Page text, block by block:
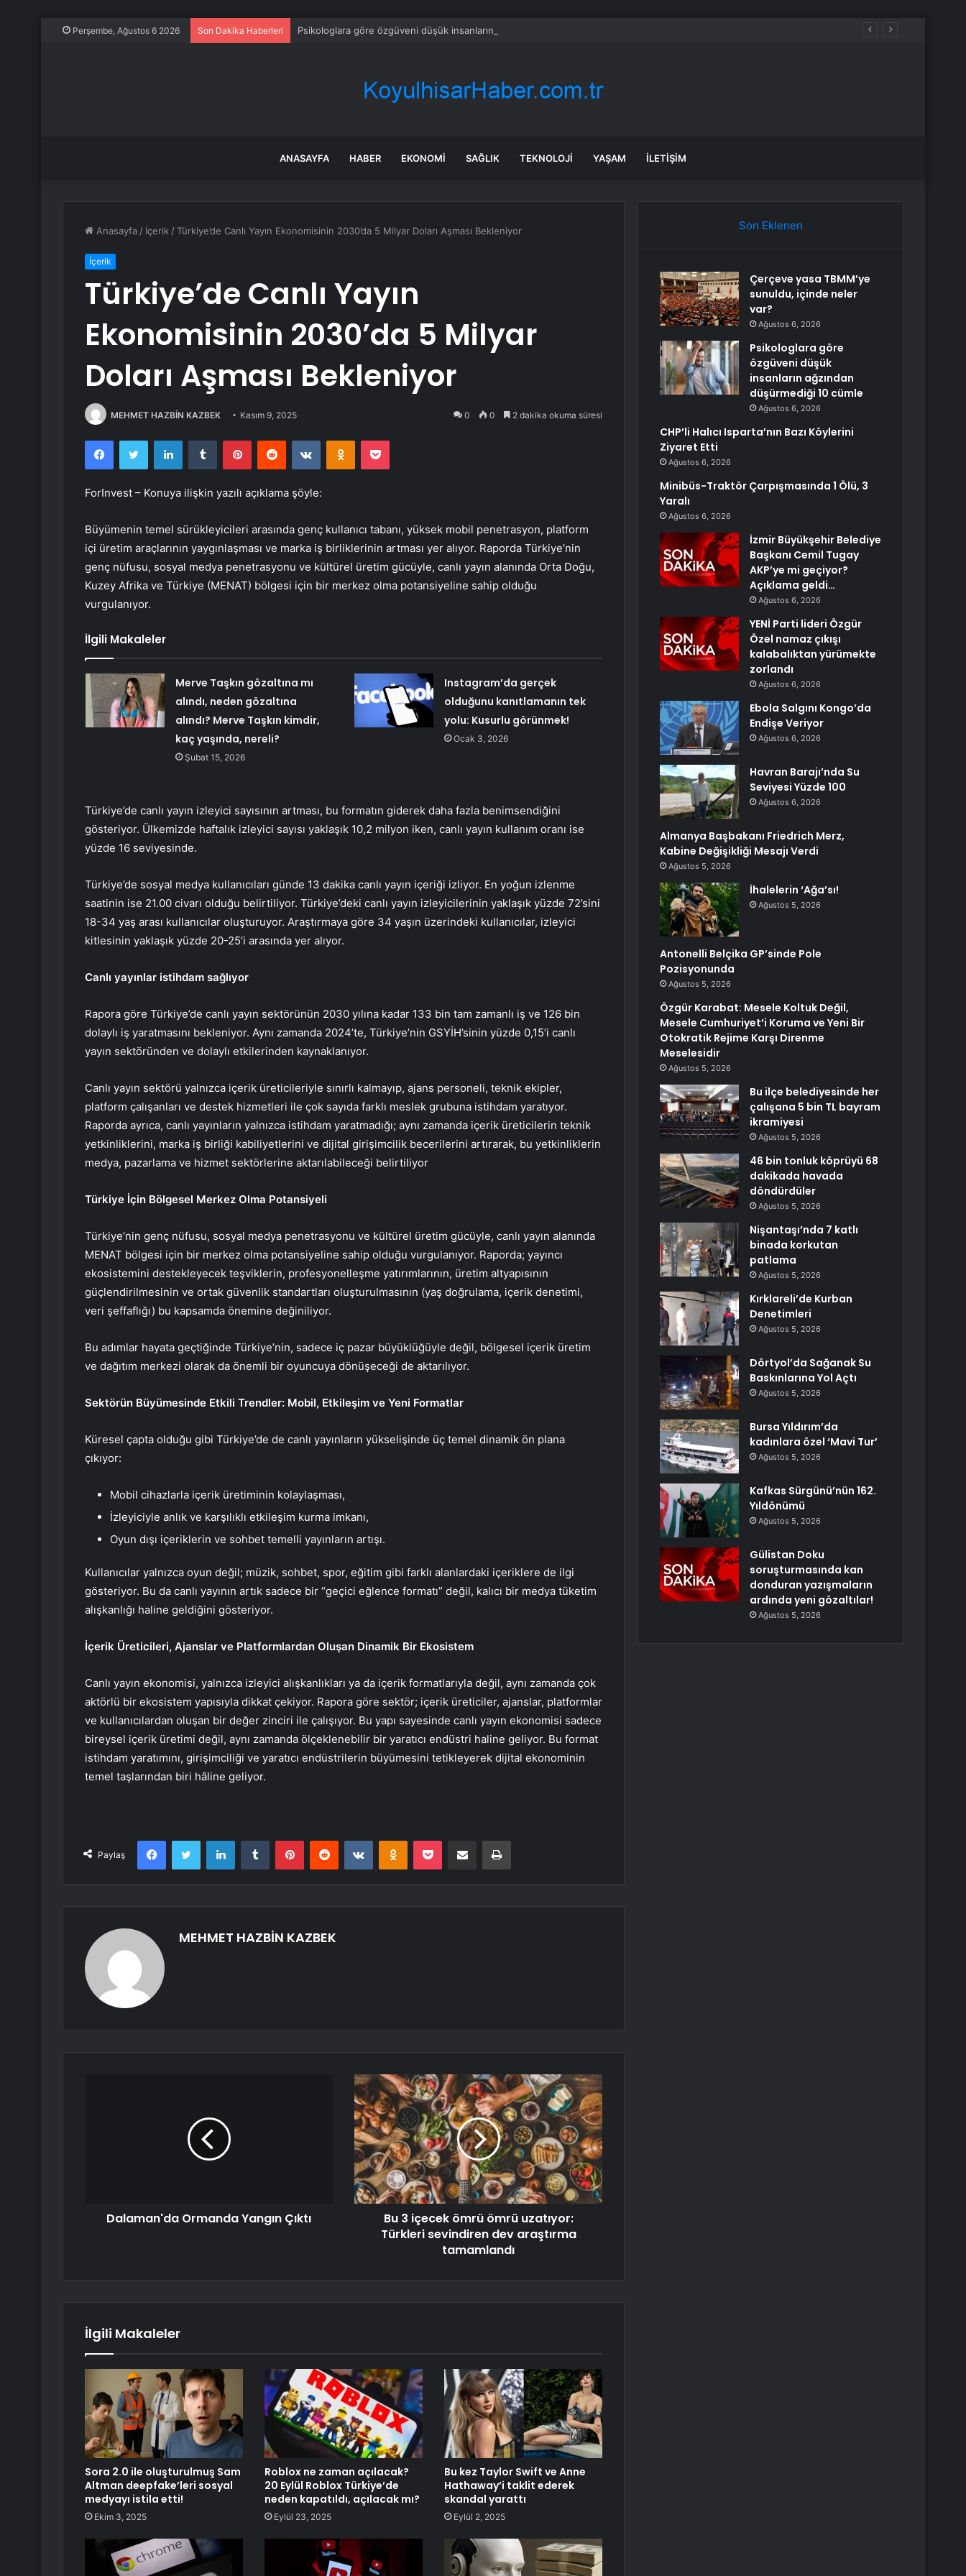
Perşembe, Ağustos 6 2026 Son Dakika Haberleri Psikologlara göre özgüveni düşük insanların ağzından düşürmediği 10 cümle
ANASAYFA HABER EKONOMI SAĞLIK TEKNOLOJI YAŞAM İLETIŞIM
Anasayfa / İçerik /Türkiye’de Canlı Yayın Ekonomisinin 2030’da 5 Milyar Doları Aşması Bekleniyor
İçerik
Türkiye’de Canlı Yayın
Ekonomisinin 2030’da 5 Milyar
Doları Aşması Bekleniyor
MEHMET HAZBİN KAZBEK Kasım 9, 2025 0 0 2 dakika okuma süresi
FacebookTwitter LinkedInTumblr PinterestReddit VKontakteOdnoklassniki
Pocket
ForInvest – Konuya ilişkin yazılı açıklama şöyle:
Büyümenin temel sürükleyicileri arasında genç kullanıcı tabanı, yüksek mobil penetrasyon, platform
içi üretim araçlarının yaygınlaşması ve marka iş birliklerinin artması yer alıyor. Raporda Türkiye’nin
genç nüfusu, sosyal medya penetrasyonu ve kültürel üretim gücüyle, canlı yayın alanında Orta Doğu,
Kuzey Afrika ve Türkiye (MENAT) bölgesi için bir merkez olma potansiyeline sahip olduğu
vurgulanıyor.
İlgili Makaleler
Merve Taşkın gözaltına mı
alındı, neden gözaltına
alındı? Merve Taşkın kimdir,
kaç yaşında, nereli?
Şubat 15, 2026
Instagram’da gerçek
olduğunu kanıtlamanın tek
yolu: Kusurlu görünmek!
Ocak 3, 2026
Türkiye’de canlı yayın izleyici sayısının artması, bu formatın giderek daha fazla benimsendiğini
gösteriyor. Ülkemizde haftalık izleyici sayısı yaklaşık 10,2 milyon iken, canlı yayın kullanım oranı ise
yüzde 16 seviyesinde.
Türkiye’de sosyal medya kullanıcıları günde 13 dakika canlı yayın içeriği izliyor. En yoğun izlenme
saatinin ise 21.00 civarı olduğu belirtiliyor. Türkiye’deki canlı yayın izleyicilerinin yaklaşık yüzde 72’sini
18-34 yaş arası kullanıcılar oluşturuyor. Araştırmaya göre 34 yaşın üzerindeki kullanıcılar, izleyici
kitlesinin yaklaşık yüzde 20-25’i arasında yer alıyor.
Canlı yayınlar istihdam sağlıyor
Rapora göre Türkiye’de canlı yayın sektörünün 2030 yılına kadar 133 bin tam zamanlı iş ve 126 bin
dolaylı iş yaratmasını bekleniyor. Aynı zamanda 2024’te, Türkiye’nin GSYİH’sinin yüzde 0,15’i canlı
yayın sektöründen ve dolaylı etkilerinden kaynaklanıyor.
Canlı yayın sektörü yalnızca içerik üreticileriyle sınırlı kalmayıp, ajans personeli, teknik ekipler,
platform çalışanları ve destek hizmetleri ile çok sayıda farklı meslek grubuna istihdam yaratıyor.
Raporda ayrıca, canlı yayınların yalnızca istihdam yaratmadığı; aynı zamanda içerik üreticilerin teknik
yetkinliklerini, marka iş birliği kabiliyetlerini ve dijital girişimcilik becerilerini artırarak, bu yetkinliklerin
medya, pazarlama ve hizmet sektörlerine aktarılabileceği belirtiliyor
Türkiye İçin Bölgesel Merkez Olma Potansiyeli
Türkiye’nin genç nüfusu, sosyal medya penetrasyonu ve kültürel üretim gücüyle, canlı yayın alanında
MENAT bölgesi için bir merkez olma potansiyeline sahip olduğu vurgulanıyor. Raporda; yayıncı
ekosistemini destekleyecek teşviklerin, profesyonelleşme yatırımlarının, üretim altyapısının
güçlendirilmesinin ve ortak güvenlik standartları oluşturulmasının (yaş doğrulama, içerik denetimi,
veri şeffaflığı) bu kapsamda önemine değiniliyor.
Bu adımlar hayata geçtiğinde Türkiye’nin, sadece iç pazar büyüklüğüyle değil, bölgesel içerik üretim
ve dağıtım merkezi olarak da önemli bir oyuncuya dönüşeceği de aktarılıyor.
Sektörün Büyümesinde Etkili Trendler: Mobil, Etkileşim ve Yeni Formatlar
Küresel çapta olduğu gibi Türkiye’de de canlı yayınların yükselişinde üç temel dinamik ön plana
çıkıyor:
Mobil cihazlarla içerik üretiminin kolaylaşması,
İzleyiciyle anlık ve karşılıklı etkileşim kurma imkanı,
Oyun dışı içeriklerin ve sohbet temelli yayınların artışı.
Kullanıcılar yalnızca oyun değil; müzik, sohbet, spor, eğitim gibi farklı alanlardaki içeriklere de ilgi
gösteriyor. Bu da canlı yayının artık sadece bir “geçici eğlence formatı” değil, kalıcı bir medya tüketim
alışkanlığı haline geldiğini gösteriyor.
İçerik Üreticileri, Ajanslar ve Platformlardan Oluşan Dinamik Bir Ekosistem
Canlı yayın ekonomisi, yalnızca izleyici alışkanlıkları ya da içerik formatlarıyla değil, aynı zamanda çok
aktörlü bir ekosistem yapısıyla dikkat çekiyor. Rapora göre sektör; içerik üreticiler, ajanslar, platformlar
ve kullanıcılardan oluşan bir değer zinciri ile çalışıyor. Bu yapı sayesinde canlı yayın ekonomisi sadece
bireysel içerik üretimi değil, aynı zamanda ölçeklenebilir bir yaratıcı endüstri haline geliyor. Bu format
istihdam yaratımını, girişimciliği ve yaratıcı endüstrilerin büyümesini tetikleyerek dijital ekonominin
temel taşlarından biri hâline geliyor.
Paylaş
FacebookTwitter LinkedInTumblr PinterestReddit VKontakteOdnoklassniki
Pocket E-Posta ile paylaş Yazdır
MEHMET HAZBİN KAZBEK
Dalaman'da Ormanda Yangın Çıktı
Bu 3 içecek ömrü ömrü uzatıyor:
Türkleri sevindiren dev araştırma
tamamlandı
İlgili Makaleler
Sora 2.0 ile oluşturulmuş Sam
Altman deepfake’leri sosyal
medyayı istila etti!
Ekim 3, 2025
Roblox ne zaman açılacak?
20 Eylül Roblox Türkiye’de
neden kapatıldı, açılacak mı?
Eylül 23, 2025
Bu kez Taylor Swift ve Anne
Hathaway’i taklit ederek
skandal yarattı
Eylül 2, 2025
Son Eklenen
Çerçeve yasa TBMM’ye
sunuldu, içinde neler
var?
Ağustos 6, 2026
Psikologlara göre
özgüveni düşük
insanların ağzından
düşürmediği 10 cümle
Ağustos 6, 2026
CHP’li Halıcı Isparta’nın Bazı Köylerini
Ziyaret Etti
Ağustos 6, 2026
Minibüs-Traktör Çarpışmasında 1 Ölü, 3
Yaralı
Ağustos 6, 2026
İzmir Büyükşehir Belediye
Başkanı Cemil Tugay
AKP’ye mi geçiyor?
Açıklama geldi…
Ağustos 6, 2026
YENİ Parti lideri Özgür
Özel namaz çıkışı
kalabalıktan yürümekte
zorlandı
Ağustos 6, 2026
Ebola Salgını Kongo’da
Endişe Veriyor
Ağustos 6, 2026
Havran Barajı’nda Su
Seviyesi Yüzde 100
Ağustos 6, 2026
Almanya Başbakanı Friedrich Merz,
Kabine Değişikliği Mesajı Verdi
Ağustos 5, 2026
İhalelerin ‘Ağa’sı!
Ağustos 5, 2026
Antonelli Belçika GP’sinde Pole
Pozisyonunda
Ağustos 5, 2026
Özgür Karabat: Mesele Koltuk Değil,
Mesele Cumhuriyet’i Koruma ve Yeni Bir
Otokratik Rejime Karşı Direnme
Meselesidir
Ağustos 5, 2026
Bu ilçe belediyesinde her
çalışana 5 bin TL bayram
ikramiyesi
Ağustos 5, 2026
46 bin tonluk köprüyü 68
dakikada havada
döndürdüler
Ağustos 5, 2026
Nişantaşı’nda 7 katlı
binada korkutan
patlama
Ağustos 5, 2026
Kırklareli’de Kurban
Denetimleri
Ağustos 5, 2026
Dörtyol’da Sağanak Su
Baskınlarına Yol Açtı
Ağustos 5, 2026
Bursa Yıldırım’da
kadınlara özel ‘Mavi Tur’
Ağustos 5, 2026
Kafkas Sürgünü’nün 162.
Yıldönümü
Ağustos 5, 2026
Gülistan Doku
soruşturmasında kan
donduran yazışmaların
ardında yeni gözaltılar!
Ağustos 5, 2026